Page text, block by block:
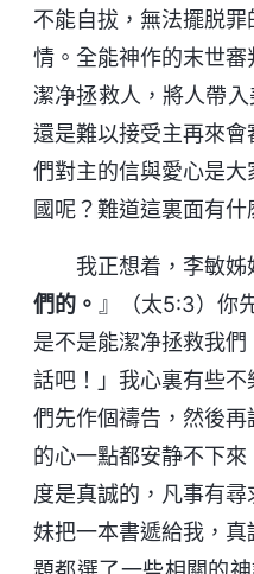
不能自拔，無法擺脱
情。全能神作的末世
潔净拯救人，將人帶
還是難以接受主再來
們對主的信與愛心是
國呢？難道這裏面有
我正想着，李敏
們的。 』（太5:3）你
是不是能潔净拯救我
話吧！」我心裏有些
們先作個禱告，然後
的心一點都安静不下
度是真誠的，凡事有
妹把一本書遞給我，